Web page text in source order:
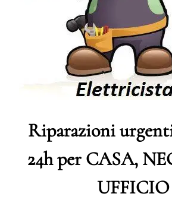
Riparazioni
24h per CASA,
UFFICIO